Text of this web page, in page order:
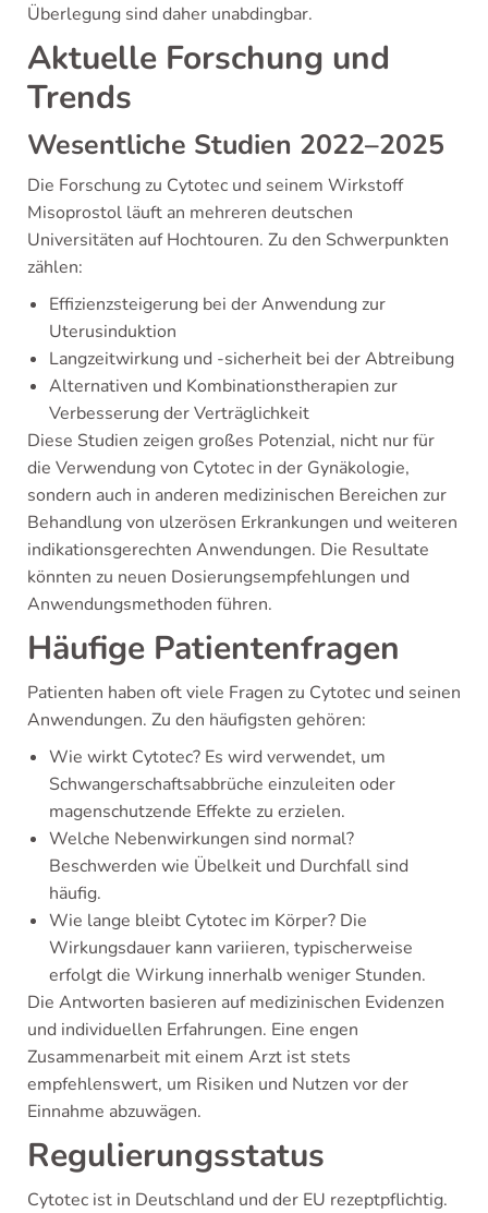
Überlegung sind daher unabdingbar.
Aktuelle Forschung und
Trends
Wesentliche Studien 2022–2025
Die Forschung zu Cytotec und seinem Wirkstoff
Misoprostol läuft an mehreren deutschen
Universitäten auf Hochtouren. Zu den Schwerpunkten
zählen:
Effizienzsteigerung bei der Anwendung zur
Uterusinduktion
Langzeitwirkung und -sicherheit bei der Abtreibung
Alternativen und Kombinationstherapien zur
Verbesserung der Verträglichkeit
Diese Studien zeigen großes Potenzial, nicht nur für
die Verwendung von Cytotec in der Gynäkologie,
sondern auch in anderen medizinischen Bereichen zur
Behandlung von ulzerösen Erkrankungen und weiteren
indikationsgerechten Anwendungen. Die Resultate
könnten zu neuen Dosierungsempfehlungen und
Anwendungsmethoden führen.
Häufige Patientenfragen
Patienten haben oft viele Fragen zu Cytotec und seinen
Anwendungen. Zu den häufigsten gehören:
Wie wirkt Cytotec? Es wird verwendet, um
Schwangerschaftsabbrüche einzuleiten oder
magenschutzende Effekte zu erzielen.
Welche Nebenwirkungen sind normal?
Beschwerden wie Übelkeit und Durchfall sind
häufig.
Wie lange bleibt Cytotec im Körper? Die
Wirkungsdauer kann variieren, typischerweise
erfolgt die Wirkung innerhalb weniger Stunden.
Die Antworten basieren auf medizinischen Evidenzen
und individuellen Erfahrungen. Eine engen
Zusammenarbeit mit einem Arzt ist stets
empfehlenswert, um Risiken und Nutzen vor der
Einnahme abzuwägen.
Regulierungsstatus
Cytotec ist in Deutschland und der EU rezeptpflichtig.